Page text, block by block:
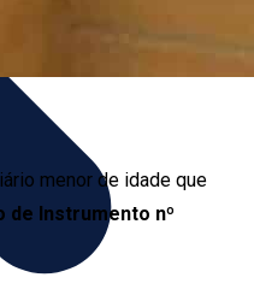
menor de idade que
de Instrumento nº